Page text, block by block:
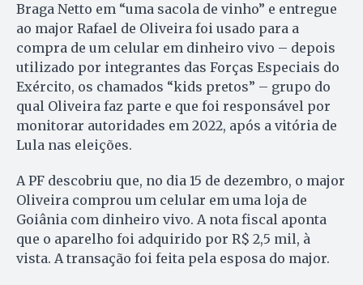
Braga Netto em “uma sacola de vinho” e entregue
ao major Rafael de Oliveira foi usado para a
compra de um celular em dinheiro vivo – depois
utilizado por integrantes das Forças Especiais do
Exército, os chamados “kids pretos” – grupo do
qual Oliveira faz parte e que foi responsável por
monitorar autoridades em 2022, após a vitória de
Lula nas eleições.
A PF descobriu que, no dia 15 de dezembro, o major
Oliveira comprou um celular em uma loja de
Goiânia com dinheiro vivo. A nota fiscal aponta
que o aparelho foi adquirido por R$ 2,5 mil, à
vista. A transação foi feita pela esposa do major.